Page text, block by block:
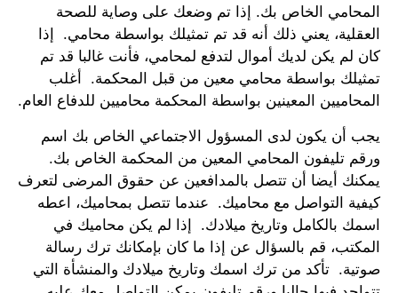
المحامي الخاص بك. إذا تم وضعك على وصاية للصحة
العقلية، يعني ذلك أنه قد تم تمثيلك بواسطة محامي. إذا
كان لم يكن لديك أموال لتدفع لمحامي، فأنت غالبا قد تم
تمثيلك بواسطة محامي معين من قبل المحكمة. أغلب
المحاميين المعينين بواسطة المحكمة محاميين للدفاع العام.
يجب أن يكون لدى المسؤول الاجتماعي الخاص بك اسم
ورقم تليفون المحامي المعين من المحكمة الخاص بك.
يمكنك أيضا أن تتصل بالمدافعين عن حقوق المرضى لتعرف
كيفية التواصل مع محاميك. عندما تتصل بمحاميك، اعطه
اسمك بالكامل وتاريخ ميلادك. إذا لم يكن محاميك في
المكتب، قم بالسؤال عن إذا ما كان بإمكانك ترك رسالة
صوتية. تأكد من ترك اسمك وتاريخ ميلادك والمنشأة التي